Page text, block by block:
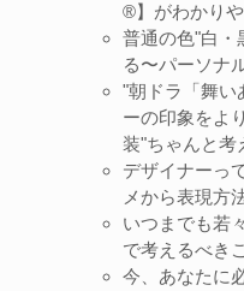
®︎】がわかり
普通の色"白・
る〜パーソナ
"朝ドラ「舞い
ーの印象をよ
装"ちゃんと考
デザイナーっ
メから表現方
いつまでも若
で考えるべき
今、あなたに